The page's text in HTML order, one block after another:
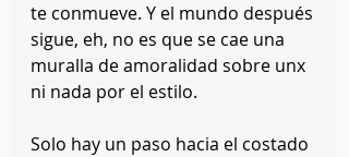
te conmueve. Y el mundo después
sigue, eh, no es que se cae una
muralla de amoralidad sobre unx
ni nada por el estilo.
Solo hay un paso hacia el costado